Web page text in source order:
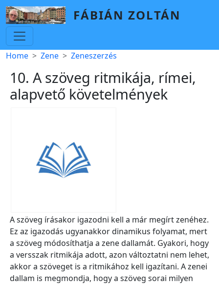
Skip to main content
FÁBIÁN ZOLTÁN
Breadcrumb
Home Zene Zeneszerzés
10. A szöveg ritmikája, rímei,
alapvető követelmények
A szöveg írásakor igazodni kell a már megírt zenéhez.
Ez az igazodás ugyanakkor dinamikus folyamat, mert
a szöveg módosíthatja a zene dallamát. Gyakori, hogy
a versszak ritmikája adott, azon változtatni nem lehet,
akkor a szöveget is a ritmikához kell igazítani. A zenei
dallam is megmondja, hogy a szöveg sorai milyen